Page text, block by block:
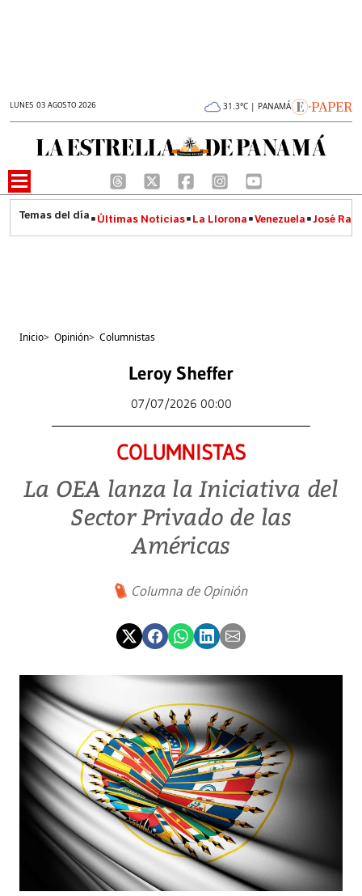
LUNES 03 AGOSTO 2026 31.3°C | PANAMÁ
Últimas Noticias La Llorona Venezuela José
Inicio> Opinión> Columnistas
Leroy Sheffer
07/07/2026 00:00
COLUMNISTAS
La OEA lanza la Iniciativa del
Sector Privado de las
Américas
Columna de Opinión